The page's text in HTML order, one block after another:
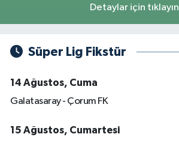
Detaylar için tıklayın
Süper Lig Fikstür
14 Ağustos, Cuma
Galatasaray - Çorum FK
15 Ağustos, Cumartesi